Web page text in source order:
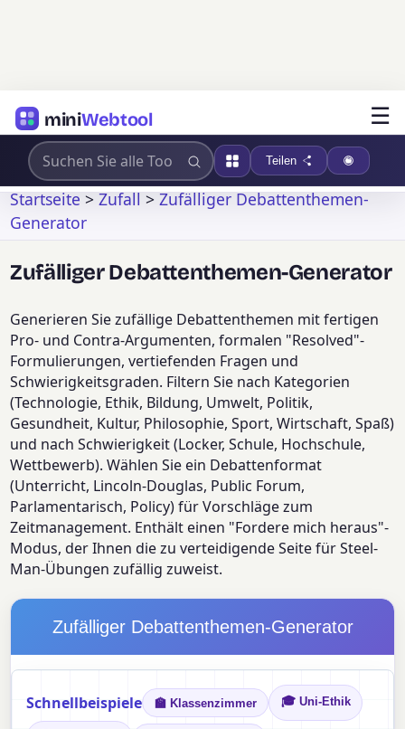
miniWebtool ☰
Teilen
Startseite>Zufall>Zufälliger Debattenthemen-
Generator
Zufälliger Debattenthemen-Generator
Generieren Sie zufällige Debattenthemen mit fertigen
Pro- und Contra-Argumenten, formalen "Resolved"-
Formulierungen, vertiefenden Fragen und
Schwierigkeitsgraden. Filtern Sie nach Kategorien
(Technologie, Ethik, Bildung, Umwelt, Politik,
Gesundheit, Kultur, Philosophie, Sport, Wirtschaft, Spaß)
und nach Schwierigkeit (Locker, Schule, Hochschule,
Wettbewerb). Wählen Sie ein Debattenformat
(Unterricht, Lincoln-Douglas, Public Forum,
Parlamentarisch, Policy) für Vorschläge zum
Zeitmanagement. Enthält einen "Fordere mich heraus"-
Modus, der Ihnen die zu verteidigende Seite für Steel-
Man-Übungen zufällig zuweist.
Zufälliger Debattenthemen-Generator
Schnellbeispiele 🏫 Klassenzimmer 🎓 Uni-Ethik